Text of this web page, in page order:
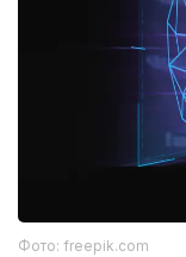
Фото: freepik.com